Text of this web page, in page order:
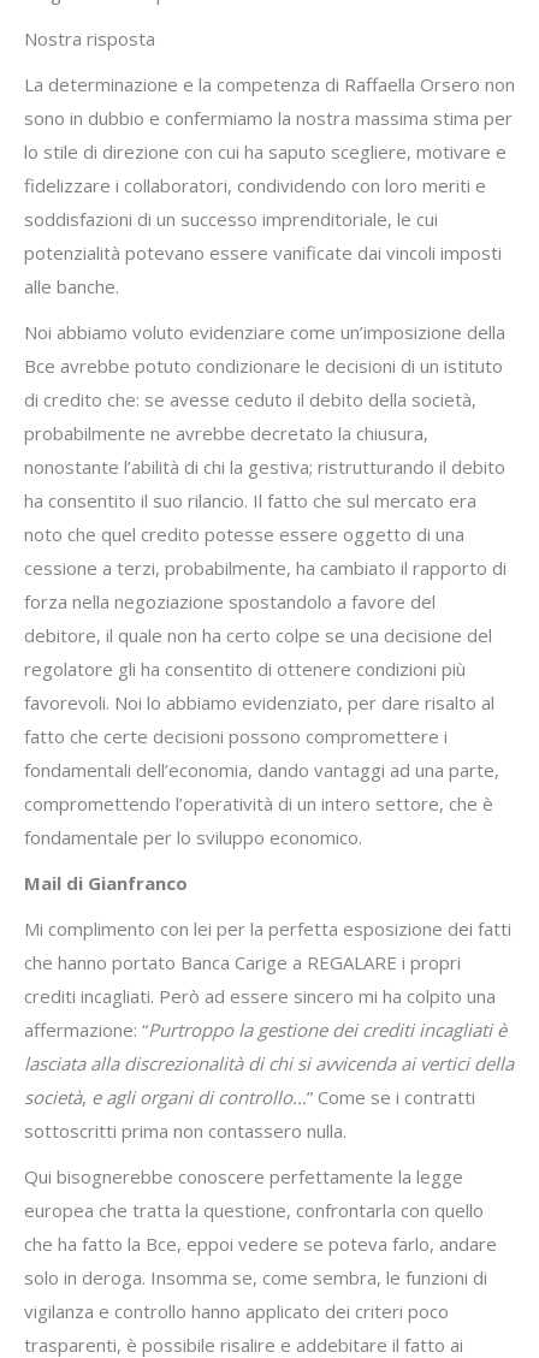
Nostra risposta
La determinazione e la competenza di Raffaella Orsero non
sono in dubbio e confermiamo la nostra massima stima per
lo stile di direzione con cui ha saputo scegliere, motivare e
fidelizzare i collaboratori, condividendo con loro meriti e
soddisfazioni di un successo imprenditoriale, le cui
potenzialità potevano essere vanificate dai vincoli imposti
alle banche.
Noi abbiamo voluto evidenziare come un’imposizione della
Bce avrebbe potuto condizionare le decisioni di un istituto
di credito che: se avesse ceduto il debito della società,
probabilmente ne avrebbe decretato la chiusura,
nonostante l’abilità di chi la gestiva; ristrutturando il debito
ha consentito il suo rilancio. Il fatto che sul mercato era
noto che quel credito potesse essere oggetto di una
cessione a terzi, probabilmente, ha cambiato il rapporto di
forza nella negoziazione spostandolo a favore del
debitore, il quale non ha certo colpe se una decisione del
regolatore gli ha consentito di ottenere condizioni più
favorevoli. Noi lo abbiamo evidenziato, per dare risalto al
fatto che certe decisioni possono compromettere i
fondamentali dell’economia, dando vantaggi ad una parte,
compromettendo l’operatività di un intero settore, che è
fondamentale per lo sviluppo economico.
Mail di Gianfranco
Mi complimento con lei per la perfetta esposizione dei fatti
che hanno portato Banca Carige a REGALARE i propri
crediti incagliati. Però ad essere sincero mi ha colpito una
affermazione: “Purtroppo la gestione dei crediti incagliati è
lasciata alla discrezionalità di chi si avvicenda ai vertici della
società, e agli organi di controllo…” Come se i contratti
sottoscritti prima non contassero nulla.
Qui bisognerebbe conoscere perfettamente la legge
europea che tratta la questione, confrontarla con quello
che ha fatto la Bce, eppoi vedere se poteva farlo, andare
solo in deroga. Insomma se, come sembra, le funzioni di
vigilanza e controllo hanno applicato dei criteri poco
trasparenti, è possibile risalire e addebitare il fatto ai